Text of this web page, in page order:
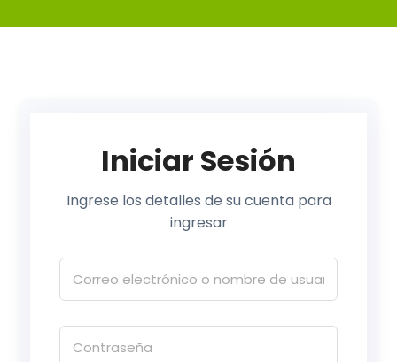
Iniciar Sesión
Ingrese los detalles de su cuenta para
ingresar